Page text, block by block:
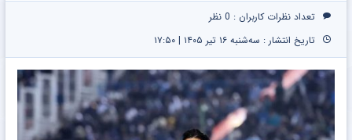
تعداد نظرات کاربران : 0 نظر
تاریخ انتشار : سه‌شنبه ۱۶ تیر ۱۴۰۵ | ۱۷:۵۰